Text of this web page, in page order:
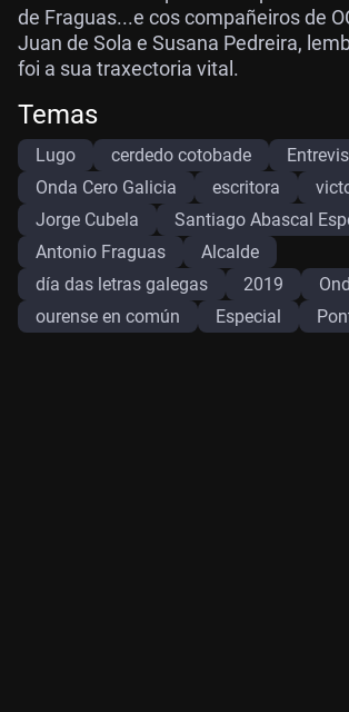
de Fraguas...e cos compañeiros de
Juan de Sola e Susana Pedreira,
foi a sua traxectoria vital.
Temas
Lugo cerdedo cotobade
Onda Cero Galicia
escritora
Jorge Cubela
Santiago Abascal
Antonio Fraguas
Alcalde
día das letras galegas
2019
ourense en común
Especial